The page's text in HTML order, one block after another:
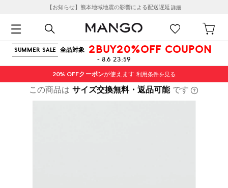
【お知らせ】熊本地域地震の影響による配送遅延 詳細
SUMMER SALE 全品対象 2BUY20%OFF COUPON
- 8.6 23:59
20% OFFクーポンが使えます 利用条件を見る
この商品は サイズ交換無料・返品可能 です